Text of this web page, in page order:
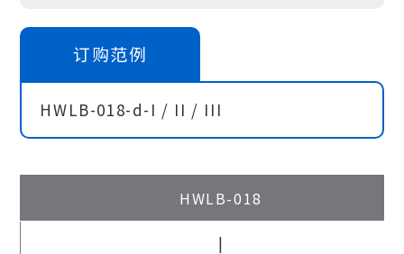
订购范例
HWLB-018-d-I / II / III
HWLB-018
|